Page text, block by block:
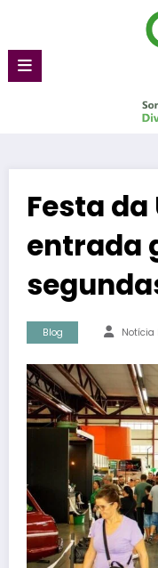
conteúdo
Festa da
entrada
Blog Notícia